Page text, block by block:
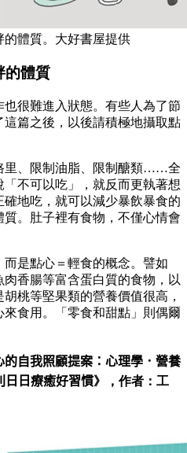
的體質。大好書屋提供
的體質
很難進入狀態。有些人為了節
篇之後，以後請積極地攝取點
里、限制油脂、限制醣類……全
不可以吃」，就反而更執著想
地吃，就可以減少暴飲暴食的
。肚子裡有食物，不僅心情會
是點心＝輕食的概念。譬如
香腸等富含蛋白質的食物，以
桃等堅果類的營養價值很高，
食用。「零食和甜點」則偶爾
的自我照顧提案：心理學．營養
日日療癒好習慣》，作者：工